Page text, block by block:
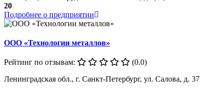
20
Подробнее о предприятии
ООО «Технологии металлов»
Рейтинг по отзывам:
(0.0)
Ленинградская обл., г. Санкт-Петербург, ул. Салова, д. 37